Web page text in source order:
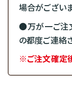
場合がございま
●万が一ご注
の都度ご連絡
※ご注文確定